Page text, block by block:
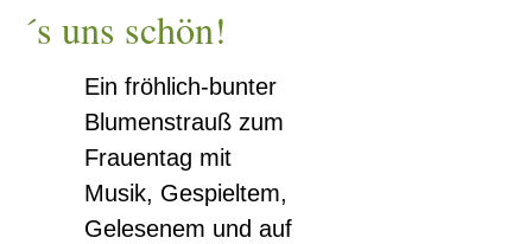
´s uns schön!
Ein fröhlich-bunter
Blumenstrauß zum
Frauentag mit
Musik, Gespieltem,
Gelesenem und auf